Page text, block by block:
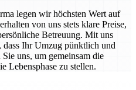
legen wir höchsten Wert auf
von uns stets klare Preise,
Betreuung. Mit uns
dass Ihr Umzug pünktlich und
uns, um gemeinsam die
Lebensphase zu stellen.